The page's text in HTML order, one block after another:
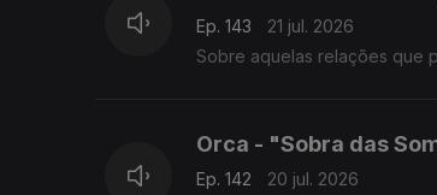
Ep. 143
21 jul. 2026
Sobre aquelas relações que
Orca - "Sobra das
Ep. 142
20 jul. 2026